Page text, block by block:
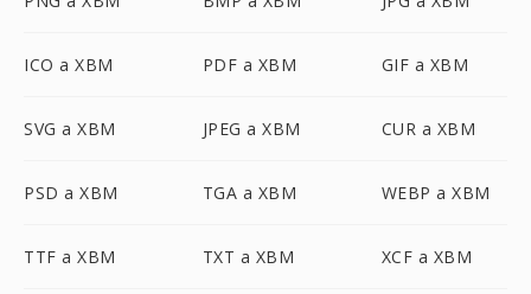
ICO a XBM PDF a XBM GIF a XBM
SVG a XBM JPEG a XBM CUR a XBM
PSD a XBM TGA a XBM WEBP a XBM
TTF a XBM TXT a XBM XCF a XBM